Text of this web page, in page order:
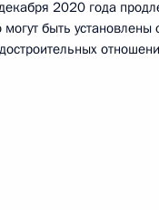
2020 года
могут быть установлены